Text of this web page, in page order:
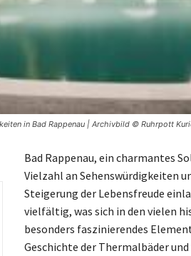
in Bad Rappenau | Archivbild © Ruhrpott
Bad Rappenau, ein charmantes
Vielzahl an Sehenswürdigkeiten
Steigerung der Lebensfreude
vielfältig, was sich in den vielen
besonders faszinierendes
Geschichte der Thermalbäder